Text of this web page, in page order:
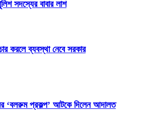
সদস্যের বাবার লাশ
করলে ব্যবস্থা নেবে সরকার
‘বলরুম প্রকল্প’ আটকে দিলেন আদালত